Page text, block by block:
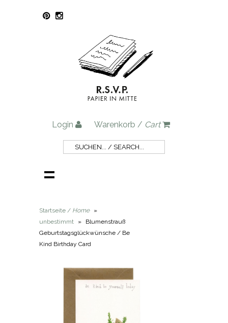
Login Warenkorb / Cart
Startseite / Home
»
unbestimmt
»
Blumenstrauß
Geburtstagsglückwünsche / Be
Kind Birthday Card